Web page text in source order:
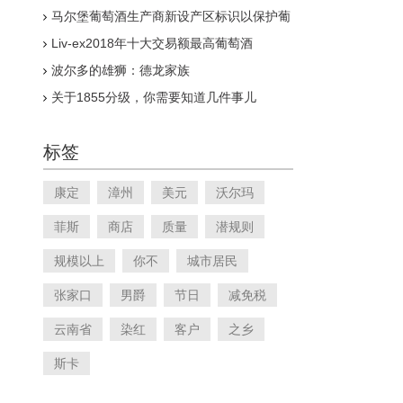
马尔堡葡萄酒生产商新设产区标识以保护葡
Liv-ex2018年十大交易额最高葡萄酒
波尔多的雄狮：德龙家族
关于1855分级，你需要知道几件事儿
标签
康定 漳州 美元 沃尔玛
菲斯 商店 质量 潜规则
规模以上 你不 城市居民
张家口 男爵 节日 减免税
云南省 染红 客户 之乡
斯卡